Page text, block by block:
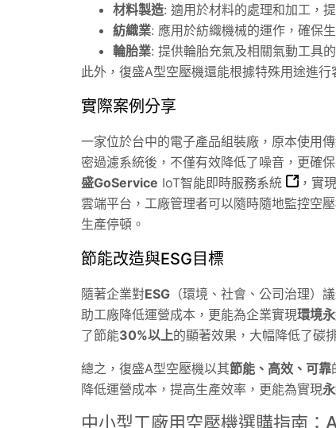
材料製造: 適用於材料的處理和加工，
紡織業: 應用於紡織機械的運作，確保
輪胎業: 提供輪胎充氣及相關氣動工具
此外，復盛A型空壓機還能根據特殊用途進
實際案例分享
一家位於台中的電子產品組裝廠，原本使用
密過濾系統後，不僅有效降低了噪音，更確
盛GoService IoT智能即時服務系統
，實
雲端平台，工廠管理者可以隨時隨地監控空
生產停頓。
節能改造與ESG目標
隨著企業對ESG （環境、社會、公司治理）
助工廠降低運營成本，更能為企業實現環境
了節能30%以上的顯著效果，大幅降低了碳
總之，復盛A型空壓機以其節能、高效、可靠
降低運營成本，提高生產效率，更能為實現
中小型工廠用空壓機選購指南：